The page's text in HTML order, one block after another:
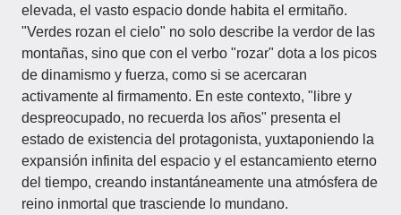
elevada, el vasto espacio donde habita el ermitaño.
"Verdes rozan el cielo" no solo describe la verdor de las
montañas, sino que con el verbo "rozar" dota a los picos
de dinamismo y fuerza, como si se acercaran
activamente al firmamento. En este contexto, "libre y
despreocupado, no recuerda los años" presenta el
estado de existencia del protagonista, yuxtaponiendo la
expansión infinita del espacio y el estancamiento eterno
del tiempo, creando instantáneamente una atmósfera de
reino inmortal que trasciende lo mundano.